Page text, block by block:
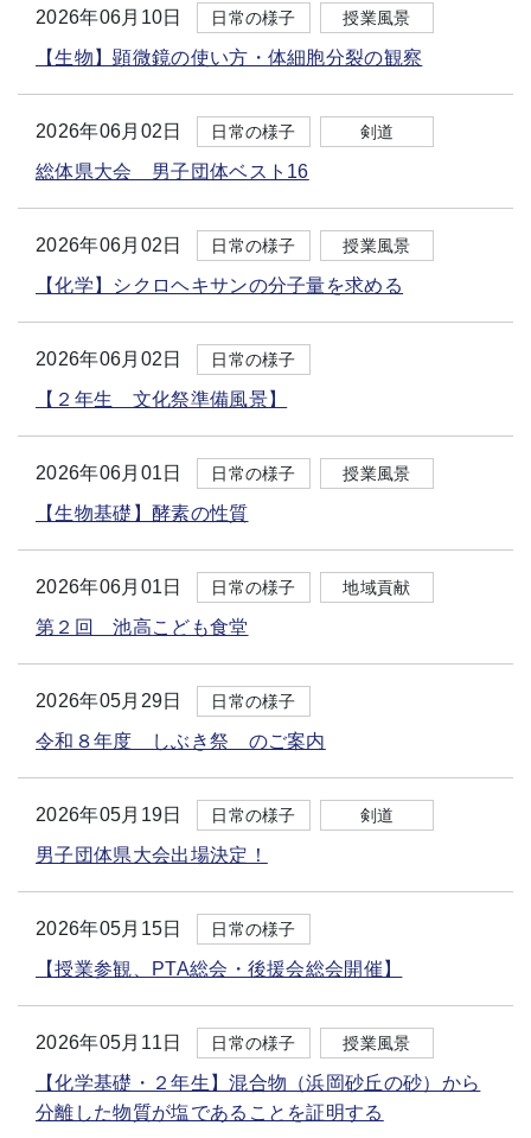
2026年06月10日 日常の様子 授業風景
【生物】顕微鏡の使い方・体細胞分裂の観察
2026年06月02日 日常の様子 剣道
総体県大会 男子団体ベスト16
2026年06月02日 日常の様子 授業風景
【化学】シクロヘキサンの分子量を求める
2026年06月02日 日常の様子
【２年生 文化祭準備風景】
2026年06月01日 日常の様子 授業風景
【生物基礎】酵素の性質
2026年06月01日 日常の様子 地域貢献
第２回 池高こども食堂
2026年05月29日 日常の様子
令和８年度 しぶき祭 のご案内
2026年05月19日 日常の様子 剣道
男子団体県大会出場決定！
2026年05月15日 日常の様子
【授業参観、PTA総会・後援会総会開催】
2026年05月11日 日常の様子 授業風景
【化学基礎・２年生】混合物（浜岡砂丘の砂）から
分離した物質が塩であることを証明する